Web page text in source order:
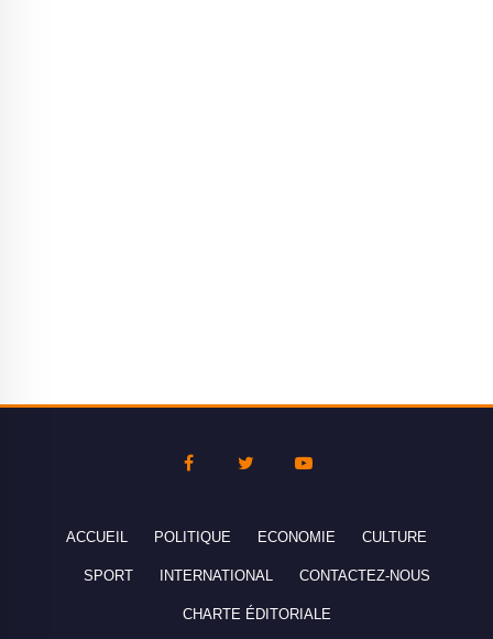
ACCUEIL POLITIQUE ECONOMIE CULTURE
SPORT INTERNATIONAL CONTACTEZ-NOUS
CHARTE ÉDITORIALE